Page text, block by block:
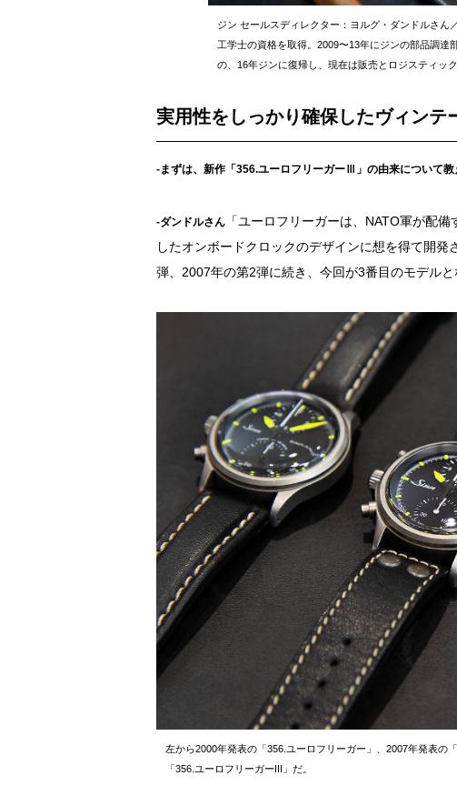
ジン セールスディレクター：ヨルグ・ダンドルさん
工学士の資格を取得。2009〜13年にジンの部品調
の、16年ジンに復帰し、現在は販売とロジスティッ
実用性をしっかり確保したヴィンテ
-まずは、新作「356.ユーロフリーガーⅢ」の由来について教
-ダンドルさん 「ユーロフリーガーは、NATO軍が配
したオンボードクロックのデザインに想を得て開
弾、2007年の第2弾に続き、今回が3番目のモデルと
左から2000年発表の「356.ユーロフリーガー」、2007年発表の
「356.ユーロフリーガーIII」だ。